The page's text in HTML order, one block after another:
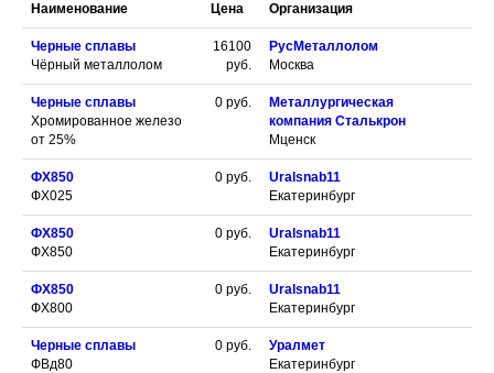
Наименование Цена Организация
Черные сплавы
Чёрный металлолом
16100
руб.
РусМеталлолом
Москва
Черные сплавы
Хромированное железо
от 25%
0 руб.
Металлургическая
компания Сталькрон
Мценск
ФХ850
ФХ025
0 руб.
Uralsnab11
Екатеринбург
ФХ850
ФХ850
0 руб.
Uralsnab11
Екатеринбург
ФХ850
ФХ800
0 руб.
Uralsnab11
Екатеринбург
Черные сплавы
ФВд80
0 руб.
Уралмет
Екатеринбург